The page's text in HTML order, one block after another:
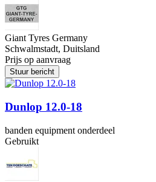
Giant Tyres Germany
Schwalmstadt, Duitsland
Prijs op aanvraag
Stuur bericht
Dunlop 12.0-18
banden equipment onderdeel
Gebruikt